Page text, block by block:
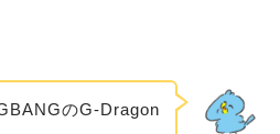
のG-Dragon